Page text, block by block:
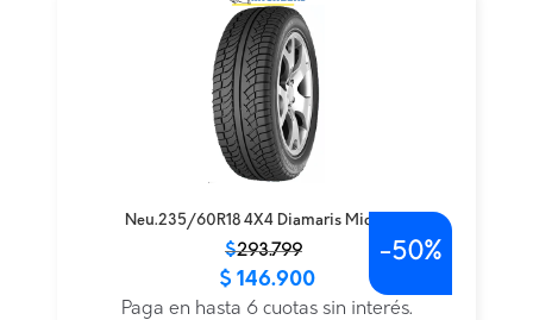
Neu.235/60R18 4X4 Diamaris Michelin
$293.799
original
actual
$ 146.900
Paga en hasta 6 cuotas sin interés.
-50%